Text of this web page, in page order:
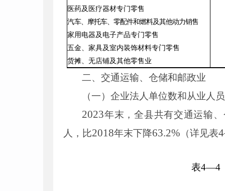
医药及医疗器材专门零售
汽车、摩托车、零配件和燃料及其他动力销售
家用电器及电子产品专门零售
五金、家具及室内装饰材料专门零售
货摊、无店铺及其他零售业
二、交通运输、仓储和邮政业
（一）企业法人单位数和从业人员
2023年末，全县共有交通运输
人，比2018年末下降63.2% （详见表4
表4—4